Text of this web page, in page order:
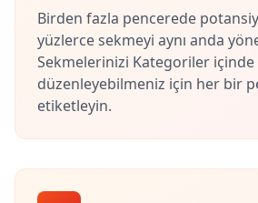
Birden fazla pencerede
yüzlerce sekmeyi aynı anda
Sekmelerinizi Kategoriler içinde
düzenleyebilmeniz için her bir
etiketleyin.